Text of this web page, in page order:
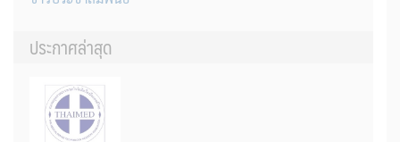
ประกาศล่าสุด